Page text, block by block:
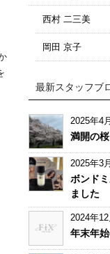
西村 二三美
岡田 京子
最新スタッフブ
2025年4
満開の
2025年3
ボンド
ました
2024年12
年末年